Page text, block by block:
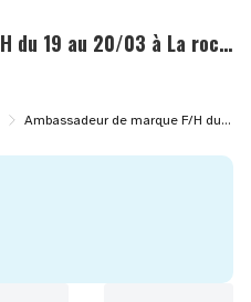
Ambassadeur de marque F/H du 19 au 20/03 à La roche-sur-yon (85)
Ambassadeur de marque F/H du 19 au 20/03 à La roche-sur-yon (85)